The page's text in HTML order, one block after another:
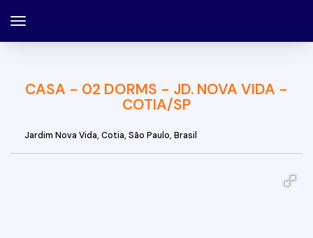
CASA - 02 DORMS - JD. NOVA VIDA -
COTIA/SP
Jardim Nova Vida, Cotia, São Paulo, Brasil